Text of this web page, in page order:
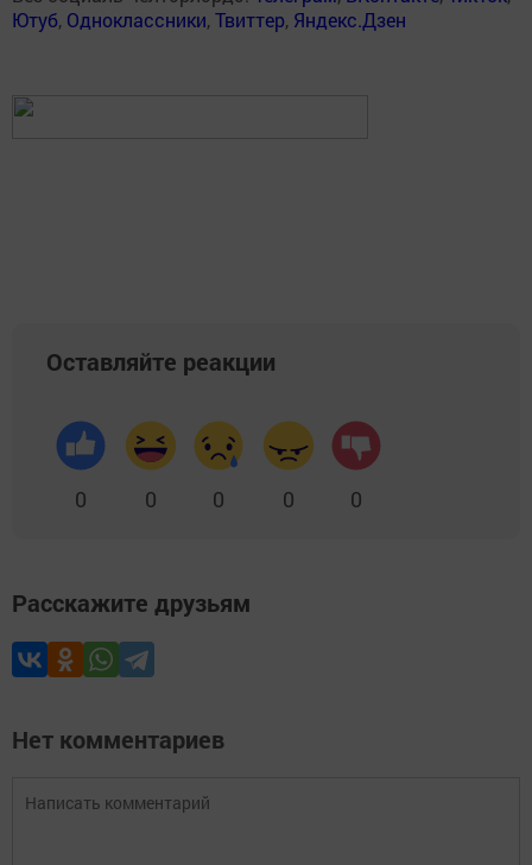
Ютуб, Одноклассники,Твиттер, Яндекс.Дзен
Оставляйте реакции
0 0 0 0 0
Расскажите друзьям
Нет комментариев